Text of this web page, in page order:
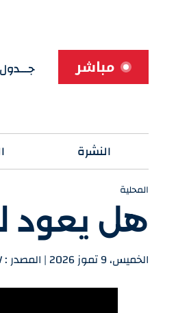
مباشر جـــدول
النشرة
المحلية
هل يعود
الخميس، 9 تموز 2026 | المصدر : REDTV